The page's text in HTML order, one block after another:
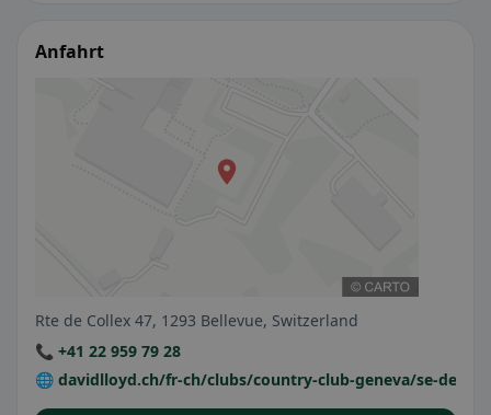
Anfahrt
Rte de Collex 47, 1293 Bellevue, Switzerland
📞 +41 22 959 79 28
🌐 davidlloyd.ch/fr-ch/clubs/country-club-geneva/se-